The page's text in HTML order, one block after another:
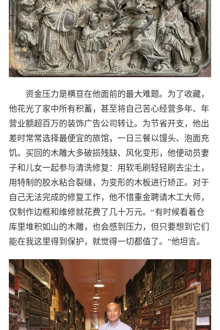
资金压力是横亘在他面前的最大难题。为了收藏，
他花光了家中所有积蓄，甚至将自己苦心经营多年、年
营业额超百万的装饰广告公司转让。为节省开支，他出
差时常常选择最便宜的旅馆，一日三餐以馒头、泡面充
饥。买回的木雕大多破损残缺、风化变形，他便动员妻
子和儿女一起参与清洗修复：用软毛刷轻轻刷去尘土，
用特制的胶水粘合裂缝，为变形的木板进行矫正。对于
自己无法完成的修复工作，他不惜重金聘请木工大师，
仅制作边框和维修就花费了几十万元。“有时候看着仓
库里堆积如山的木雕，也会感到压力，但只要想到它们
能在我这里得到保护，就觉得一切都值了。”他坦言。